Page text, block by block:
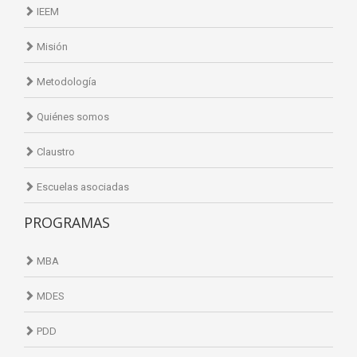
IEEM
Misión
Metodología
Quiénes somos
Claustro
Escuelas asociadas
PROGRAMAS
MBA
MDES
PDD